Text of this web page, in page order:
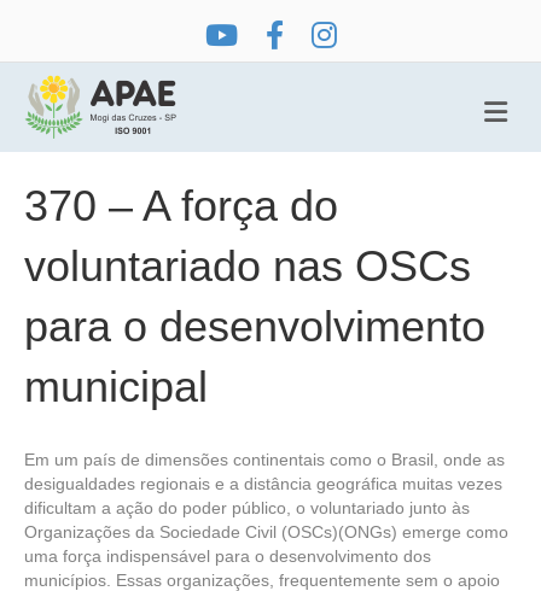
370 – A força do
voluntariado nas OSCs
para o desenvolvimento
municipal
Em um país de dimensões continentais como o Brasil, onde as
desigualdades regionais e a distância geográfica muitas vezes
dificultam a ação do poder público, o voluntariado junto às
Organizações da Sociedade Civil (OSCs)(ONGs) emerge como
uma força indispensável para o desenvolvimento dos
municípios. Essas organizações, frequentemente sem o apoio